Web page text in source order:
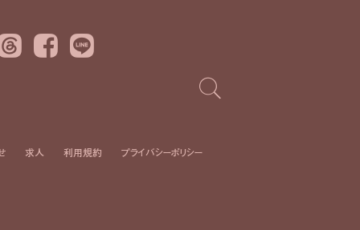
Facebook LINE
求人 利用規約 プライバシーポリシー